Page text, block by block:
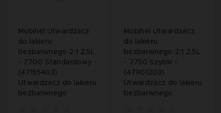
Mobihel Utwardzacz
do lakieru
bezbarwnego 2:1 2,5L
- 7700 Standardowy -
(47155403)
Utwardzacz do lakieru
bezbarwnego
Mobihel Utwardzacz
do lakieru
bezbarwnego 2:1 2,5L
- 7750 Szybki -
(47901203)
Utwardzacz do lakieru
bezbarwnego